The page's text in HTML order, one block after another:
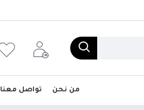
من نحن تواصل معنا